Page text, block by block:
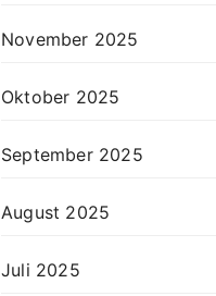
November 2025
Oktober 2025
September 2025
August 2025
Juli 2025